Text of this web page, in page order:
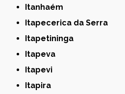
Itanhaém
Itapecerica da Serra
Itapetininga
Itapeva
Itapevi
Itapira